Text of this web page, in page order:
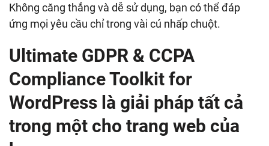
Không căng thẳng và dễ sử dụng, bạn có thể đáp
ứng mọi yêu cầu chỉ trong vài cú nhấp chuột.
Ultimate GDPR & CCPA
Compliance Toolkit for
WordPress là giải pháp tất cả
trong một cho trang web của